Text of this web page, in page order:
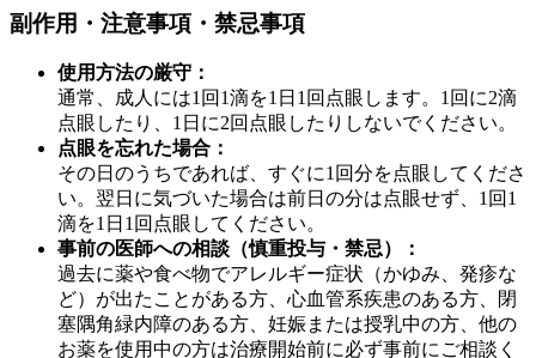
副作用・注意事項・禁忌事項
使用方法の厳守：
通常、成人には1回1滴を1日1回点眼します。1回に2滴
点眼したり、1日に2回点眼したりしないでください。
点眼を忘れた場合：
その日のうちであれば、すぐに1回分を点眼してくださ
い。翌日に気づいた場合は前日の分は点眼せず、1回1
滴を1日1回点眼してください。
事前の医師への相談（慎重投与・禁忌）：
過去に薬や食べ物でアレルギー症状（かゆみ、発疹な
ど）が出たことがある方、心血管系疾患のある方、閉
塞隅角緑内障のある方、妊娠または授乳中の方、他の
お薬を使用中の方は治療開始前に必ず事前にご相談く